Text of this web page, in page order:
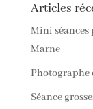
Articles
Mini séances
Marne
Séance